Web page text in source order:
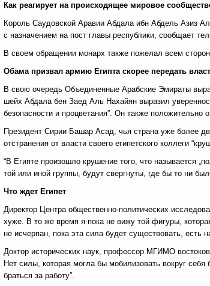
Как реагирует на происходящее мировое
Король Саудовской Аравии Абдала ибн Абдель Азиз
с назначением на пост главы республики, сообщает
В своем обращении монарх также пожелал всем
Обама призвал армию Египта скорее передать
В свою очередь Объединенные Арабские Эмираты
шейх Абдала бен Заед Аль Нахайян выразил
безопасности и процветания”. Он также положительно
Президент Сирии Башар Асад, чья страна уже более
отстранения от власти своего египетского коллеги
“В Египте произошло крушение того, что называется
той или иной группы, будут свергнуты, где бы то ни
Что ждет Египет
Директор Центра общественно-политических
хуже. В то же время я пока не вижу той фигуры,
не исчерпан, пока эта сила будет существовать, есть
Доктор исторических наук, профессор МГИМО
Нет силы, которая могла бы мобилизовать вокруг
браться за работу”.